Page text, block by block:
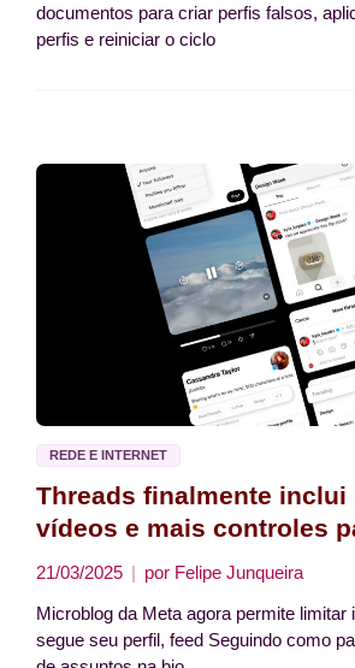
documentos para criar perfis falsos,
perfis e reiniciar o ciclo
REDE E INTERNET
Threads finalmente inclui
vídeos e mais controles
21/03/2025 por Felipe Junqueira
Microblog da Meta agora permite limitar
segue seu perfil, feed Seguindo como